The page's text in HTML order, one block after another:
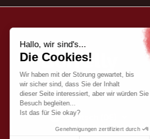
Deutsch (DE)